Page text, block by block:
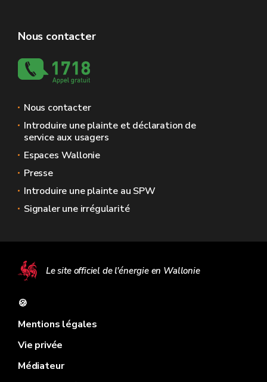
Nous contacter
Nous contacter
Introduire une plainte et déclaration de
service aux usagers
Espaces Wallonie
Presse
Introduire une plainte au SPW
Signaler une irrégularité
Le site officiel de l'énergie en Wallonie
🍪
Mentions légales
Vie privée
Médiateur